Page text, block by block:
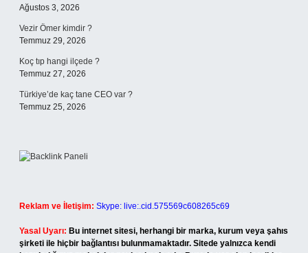
Ağustos 3, 2026
Vezir Ömer kimdir ?
Temmuz 29, 2026
Koç tıp hangi ilçede ?
Temmuz 27, 2026
Türkiye’de kaç tane CEO var ?
Temmuz 25, 2026
Reklam ve İletişim: Skype: live:.cid.575569c608265c69
Yasal Uyarı: Bu internet sitesi, herhangi bir marka, kurum veya şahıs
şirketi ile hiçbir bağlantısı bulunmamaktadır. Sitede yalnızca kendi